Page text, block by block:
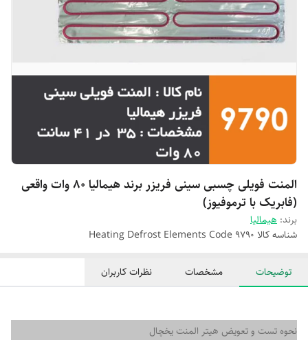
المنت فویلی چسبی سینی فریزر برند هیمالیا 80 وات واقعی
(فابریک با ترموفیوز)
برند: هیمالیا
شناسه کالا Heating Defrost Elements Code 9790
توضیحات مشخصات نظرات کاربران
نحوه تست و تعویض هیتر المنت یخچال